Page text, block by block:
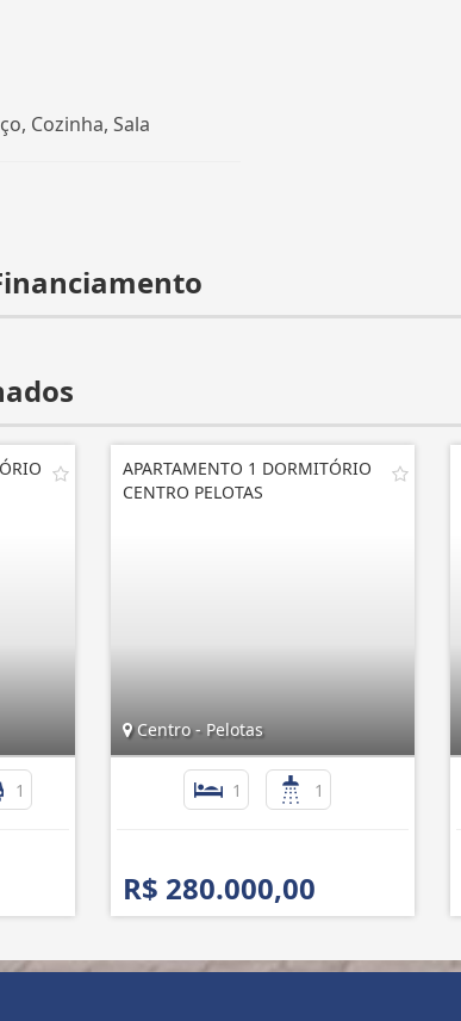
Cozinha, Sala
1
APARTAMENTO 1 DORMITÓRIO
CENTRO PELOTAS
Centro - Pelotas
1 1
R$ 280.000,00